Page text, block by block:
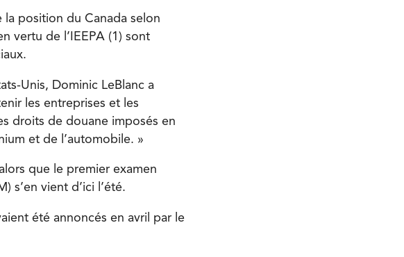
la position du Canada selon
vertu de l’IEEPA (1) sont
Unis, Dominic LeBlanc a
les entreprises et les
droits de douane imposés en
et de l’automobile. »
que le premier examen
s’en vient d’ici l’été.
été annoncés en avril par le